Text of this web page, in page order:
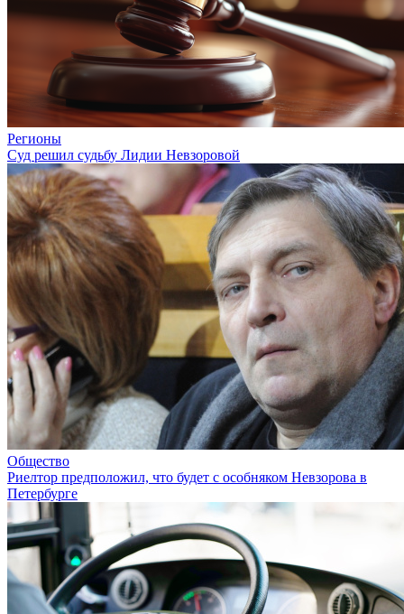
Регионы
Суд решил судьбу Лидии Невзоровой
Общество
Риелтор предположил, что будет с особняком Невзорова в
Петербурге